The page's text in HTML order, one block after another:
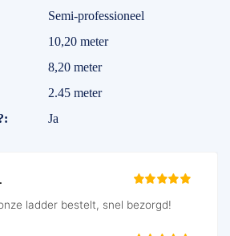
Semi-professioneel
10,20 meter
8,20 meter
2.45 meter
Ja